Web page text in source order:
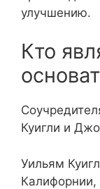
улучшению.
Кто
Куигли и
Уильям
Калифорнии,